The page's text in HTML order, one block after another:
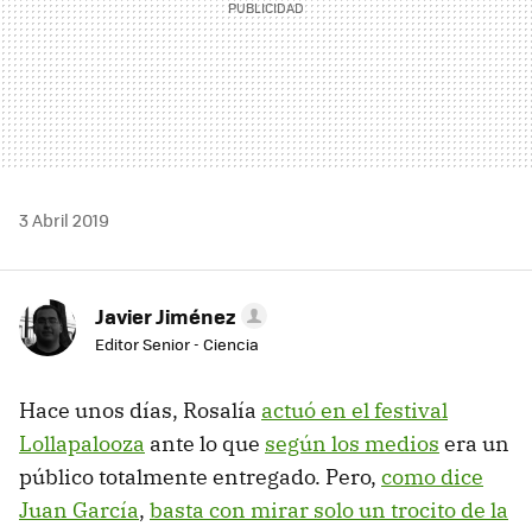
3 Abril 2019
Javier Jiménez
Editor Senior - Ciencia
Hace unos días, Rosalía actuó en el festival
Lollapalooza ante lo que según los medios era un
público totalmente entregado. Pero, como dice
Juan García, basta con mirar solo un trocito de la